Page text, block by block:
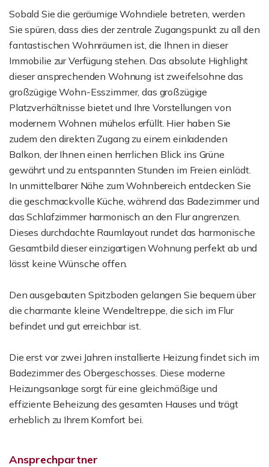
Sobald Sie die geräumige Wohndiele betreten, werden
Sie spüren, dass dies der zentrale Zugangspunkt zu all den
fantastischen Wohnräumen ist, die Ihnen in dieser
Immobilie zur Verfügung stehen. Das absolute Highlight
dieser ansprechenden Wohnung ist zweifelsohne das
großzügige Wohn-Esszimmer, das großzügige
Platzverhältnisse bietet und Ihre Vorstellungen von
modernem Wohnen mühelos erfüllt. Hier haben Sie
zudem den direkten Zugang zu einem einladenden
Balkon, der Ihnen einen herrlichen Blick ins Grüne
gewährt und zu entspannten Stunden im Freien einlädt.
In unmittelbarer Nähe zum Wohnbereich entdecken Sie
die geschmackvolle Küche, während das Badezimmer und
das Schlafzimmer harmonisch an den Flur angrenzen.
Dieses durchdachte Raumlayout rundet das harmonische
Gesamtbild dieser einzigartigen Wohnung perfekt ab und
lässt keine Wünsche offen.
Den ausgebauten Spitzboden gelangen Sie bequem über
die charmante kleine Wendeltreppe, die sich im Flur
befindet und gut erreichbar ist.
Die erst vor zwei Jahren installierte Heizung findet sich im
Badezimmer des Obergeschosses. Diese moderne
Heizungsanlage sorgt für eine gleichmäßige und
effiziente Beheizung des gesamten Hauses und trägt
erheblich zu Ihrem Komfort bei.
Ansprechpartner